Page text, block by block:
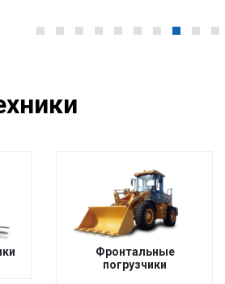
Фронтальные
погрузчики